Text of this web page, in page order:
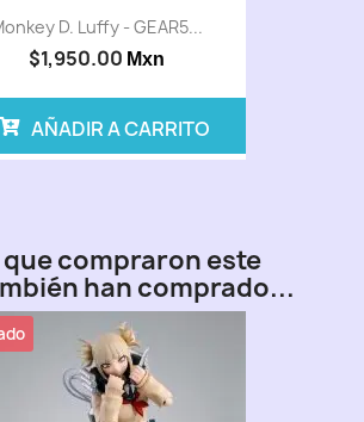
D. Luffy - GEAR5...
$1,950.00 Mxn
AÑADIR A CARRITO
compraron este
han comprado...